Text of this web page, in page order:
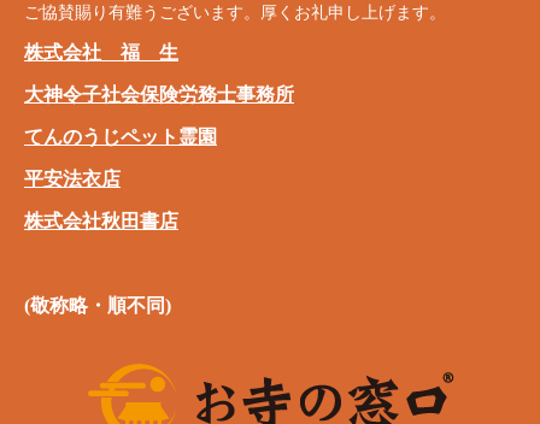
ご協賛賜り有難うございます。厚くお礼申し上げます。
株式会社 福 生
大神令子社会保険労務士事務所
てんのうじペット霊園
平安法衣店
株式会社秋田書店
(敬称略・順不同)